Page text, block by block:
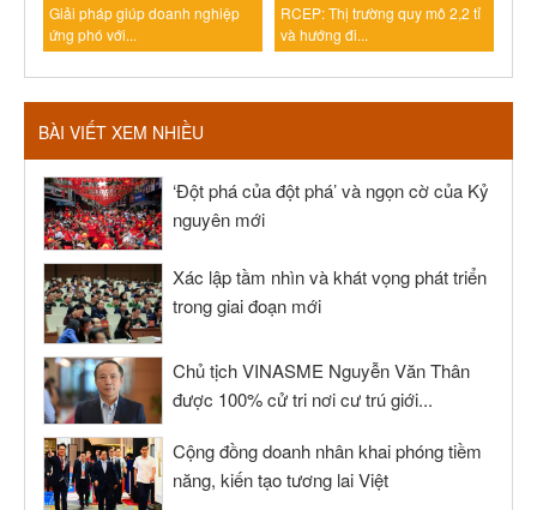
Giải pháp giúp doanh nghiệp
ứng phó với...
RCEP: Thị trường quy mô 2,2 tỉ
và hướng đi...
BÀI VIẾT XEM NHIỀU
‘Đột phá của đột phá’ và ngọn cờ của Kỷ
nguyên mới
Xác lập tầm nhìn và khát vọng phát triển
trong giai đoạn mới
Chủ tịch VINASME Nguyễn Văn Thân
được 100% cử tri nơi cư trú giới...
Cộng đồng doanh nhân khai phóng tiềm
năng, kiến tạo tương lai Việt